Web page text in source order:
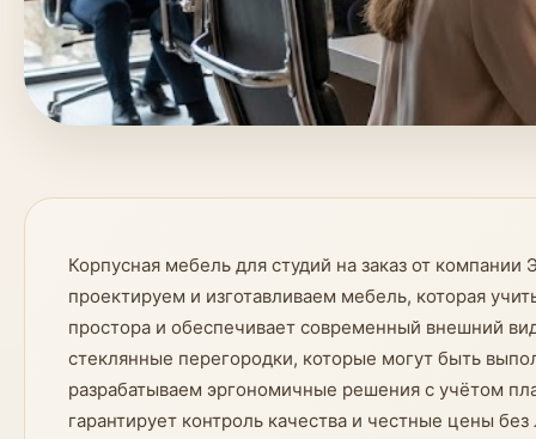
Корпусная мебель для студий на заказ от
проектируем и изготавливаем мебель, которая
простора и обеспечивает современный внешний
стеклянные перегородки, которые могут быть
разрабатываем эргономичные решения с учётом
гарантирует контроль качества и честные цены